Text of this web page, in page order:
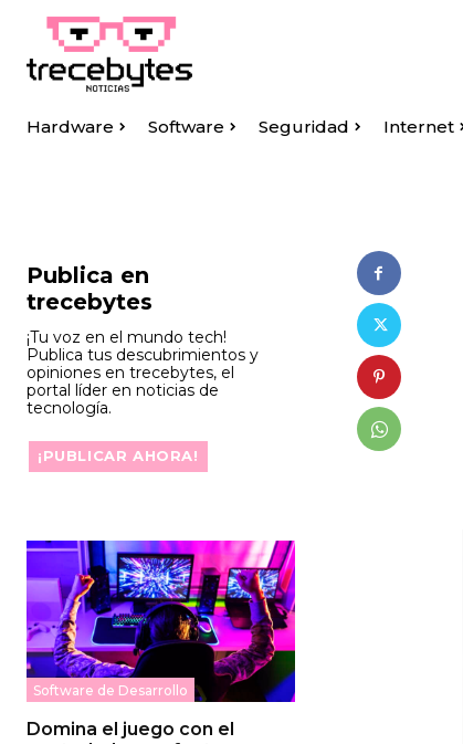
Hardware Software Seguridad Internet
Publica en
trecebytes
¡Tu voz en el mundo tech!
Publica tus descubrimientos y
opiniones en trecebytes, el
portal líder en noticias de
tecnología.
¡PUBLICAR AHORA!
Software de Desarrollo
Domina el juego con el